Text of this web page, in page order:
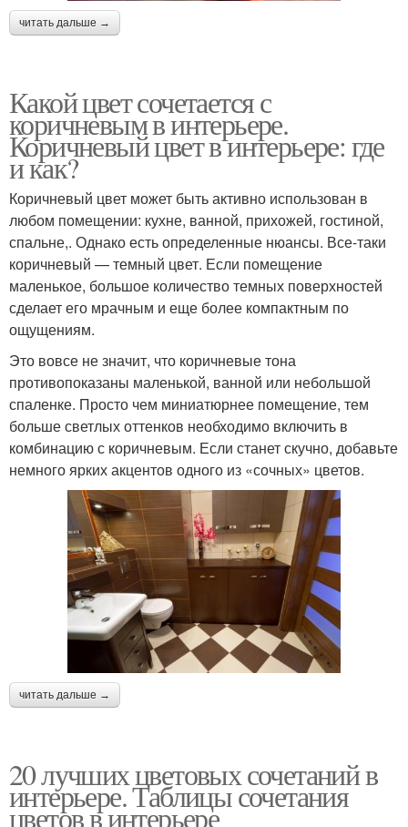
читать дальше →
Какой цвет сочетается с
коричневым в интерьере.
Коричневый цвет в интерьере: где
и как?
Коричневый цвет может быть активно использован в
любом помещении: кухне, ванной, прихожей, гостиной,
спальне,. Однако есть определенные нюансы. Все-таки
коричневый — темный цвет. Если помещение
маленькое, большое количество темных поверхностей
сделает его мрачным и еще более компактным по
ощущениям.
Это вовсе не значит, что коричневые тона
противопоказаны маленькой, ванной или небольшой
спаленке. Просто чем миниатюрнее помещение, тем
больше светлых оттенков необходимо включить в
комбинацию с коричневым. Если станет скучно, добавьте
немного ярких акцентов одного из «сочных» цветов.
читать дальше →
20 лучших цветовых сочетаний в
интерьере. Таблицы сочетания
цветов в интерьере